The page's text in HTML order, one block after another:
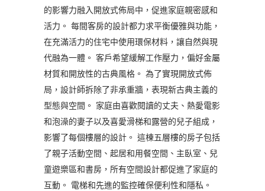
的影響力融入開放式佈局中，促進家庭親密感和
活力。 每間客房的設計都力求平衡優雅與功能，
在充滿活力的住宅中使用環保材料，讓自然與現
代融為一體。 客戶希望緩解工作壓力，偏好金屬
材質和開放性的古典風格。 為了實現開放式佈
局，設計師拆除了非承重牆，表現新古典主義的
型態與空間。 家庭由喜歡閱讀的丈夫、熱愛電影
和泡澡的妻子以及喜愛滑梯和露營的兒子組成，
影響了每個樓層的設計。 這棟五層樓的房子包括
了親子活動空間、起居和用餐空間、主臥室、兒
童遊樂區和書房，所有空間設計都促進了家庭的
互動。 電梯和先進的監控確保便利性和隱私。